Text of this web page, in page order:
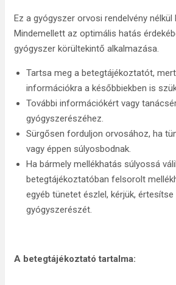
Ez a gyógyszer orvosi rendelvény nélkül
Mindemellett az optimális hatás
gyógyszer körültekintő alkalmazása.
Tartsa meg a betegtájékoztatót,
információkra a későbbiekben is
További információkért vagy
gyógyszerészéhez.
Sürgősen forduljon orvosához, ha
vagy éppen súlyosbodnak.
Ha bármely mellékhatás súlyossá
betegtájékoztatóban felsorolt
egyéb tünetet észlel, kérjük,
gyógyszerészét.
A betegtájékoztató tartalma: